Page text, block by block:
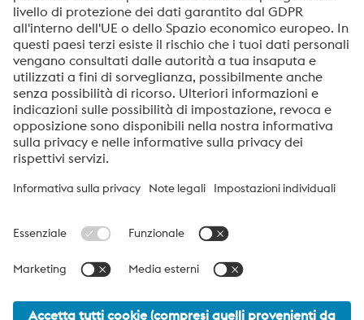
Download
Report Sostenibilità voestalpine HPM Italia 2022-23
(ITA)PDF | 2,66 MB
Sustainability Report voestalpine HPM Italia 2022-23
(ENG)PDF | 2,58 MB
voestalpine High Performance Metals Italia S.p.A. è una Società
voestalpine. La divisione ha come focus settori industriali ad alta
speciali per utensili e acciai per specialità.